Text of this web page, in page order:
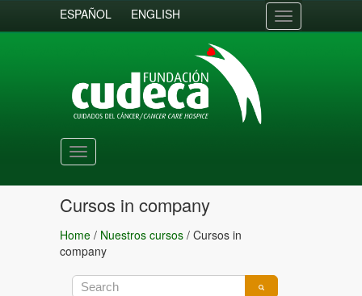
ESPAÑOL ENGLISH
Toggle
navigation
Toggle
navigation
Cursos in company
Home / Nuestros cursos / Cursos in
company